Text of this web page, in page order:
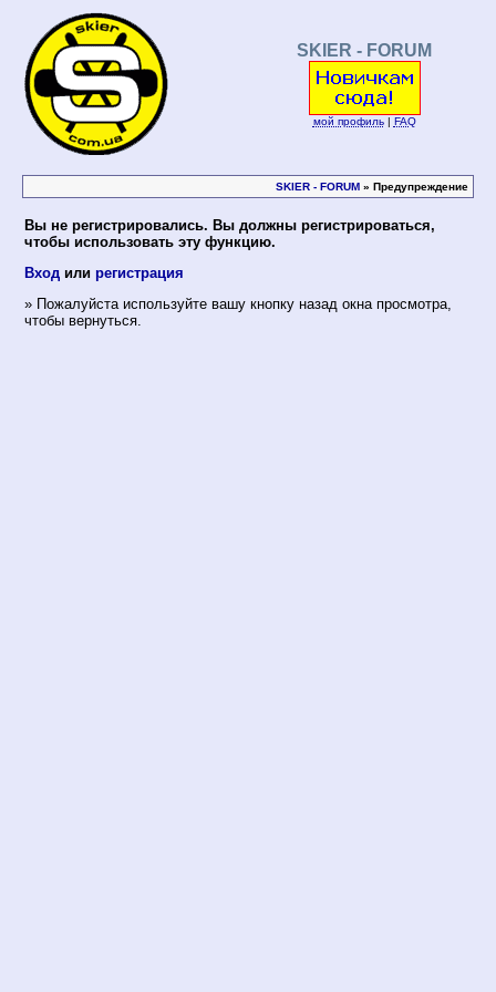
SKIER - FORUM
мой профиль| FAQ
SKIER - FORUM » Предупреждение
Вы не регистрировались. Вы должны регистрироваться,
чтобы использовать эту функцию.
Вход или регистрация
» Пожалуйста используйте вашу кнопку назад окна просмотра,
чтобы вернуться.